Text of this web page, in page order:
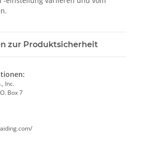
zur Produktsicherheit
Inc.
Box 7